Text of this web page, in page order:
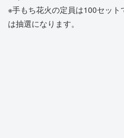
※手もち花火の定員は100セッ
は抽選になります。